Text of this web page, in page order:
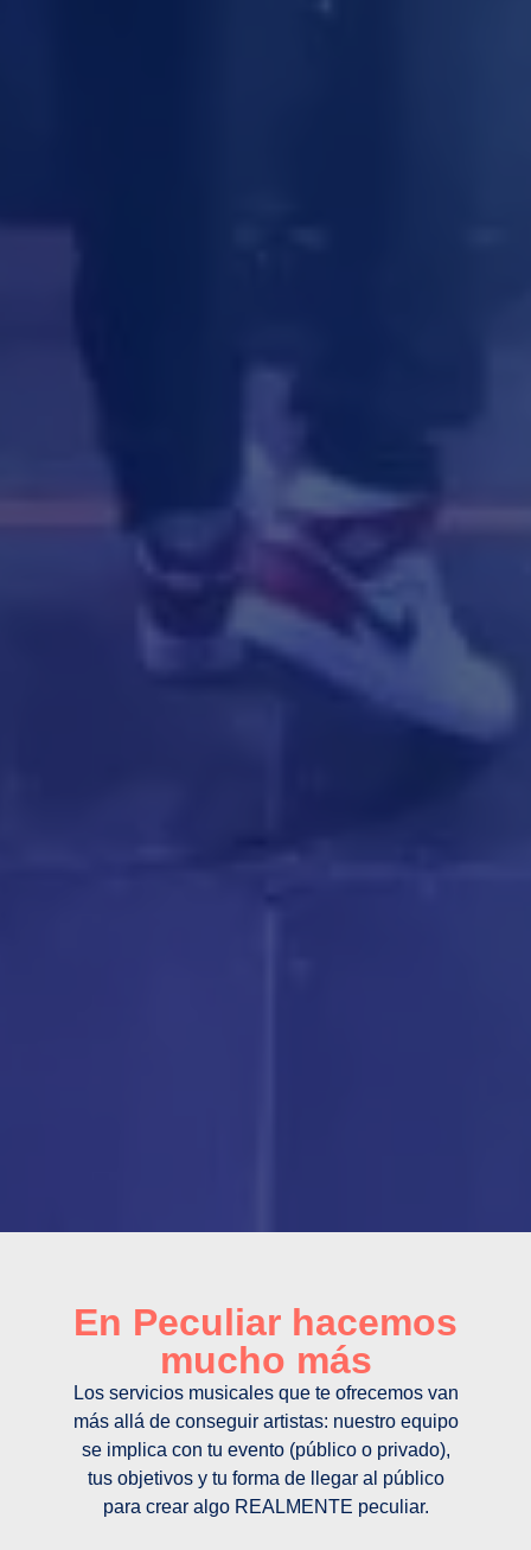
En Peculiar hacemos
mucho más
Los servicios musicales que te ofrecemos van
más allá de conseguir artistas: nuestro equipo
se implica con tu evento (público o privado),
tus objetivos y tu forma de llegar al público
para crear algo REALMENTE peculiar.